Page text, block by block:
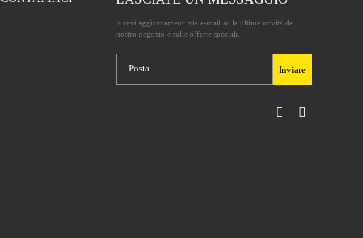
Ricevi aggiornamenti via e-mail sulle ultime novità del
nostro negozio e sulle offerte speciali.
Inviare